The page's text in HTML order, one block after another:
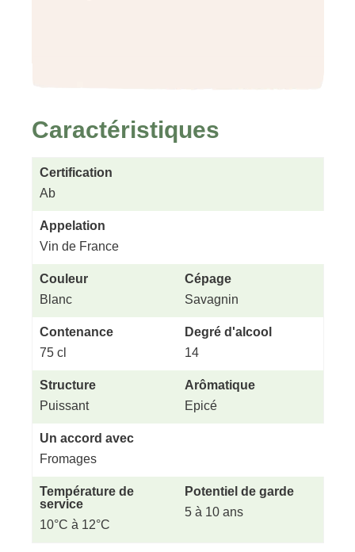
Caractéristiques
Certification
Ab
Appelation
Vin de France
Couleur
Blanc
Cépage
Savagnin
Contenance
75 cl
Degré d'alcool
14
Structure
Puissant
Arômatique
Epicé
Un accord avec
Fromages
Température de
service
10°C à 12°C
Potentiel de garde
5 à 10 ans